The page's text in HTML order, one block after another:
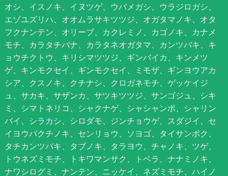
オシ、イスノキ、イヌツゲ、ウバメガシ、ウラジロガシ、
エゾユズリハ、オオムラサキツツジ、オガタマノキ、オタ
フクナンテン、オリーブ、カクレミノ、カゴノキ、カナメ
モチ、カラタチバナ、カラタネオガタマ、カンツバキ、キ
ョウチクトウ、キリシマツツジ、ギンバイカ、キンメツ
ゲ、キンモクセイ、ギンモクセイ、ミモザ、ギンヨウアカ
シア、クスノキ、クチナシ、クロガネモチ、ゲッケイジ
ュ、サカキ、サザンカ、サツキツツジ、サンゴジュ、シキ
ミ、シマトネリコ、シャクナゲ、シャシャンポ、シャリン
バイ、シラカシ、シロダモ、ジンチョウゲ、スダジイ、セ
イヨウバクチノキ、センリョウ、ソヨゴ、タイサンボク、
タチカンツバキ、タブノキ、タラヨウ、チャノキ、ツゲ、
トウネズミモチ、トキワマンサク、トベラ、ナナミノキ、
ナワシログミ、ナンテン、ニッケイ、ネズミモチ、ハイノ